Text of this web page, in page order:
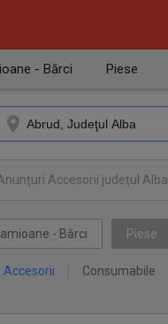
- Bărci Piese
Accesorii judeţul Alba
- Bărci Piese
Accesorii Consumabile